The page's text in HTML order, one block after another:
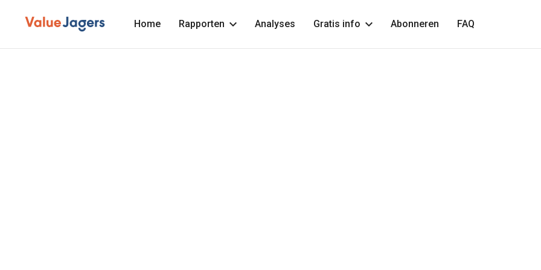
Home Rapporten Analyses Gratis info Abonneren FAQ